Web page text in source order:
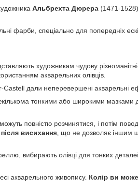
Альбрехта Дюрера (1471-
фарби, спеціально для попередніх
художникам чудову
акварельних олівців.
Castell дали неперевершені акварельні
тонкими або широкими мазками
можуть повністю розчинятися, і потім
висихання, що не дозволяє іншим
вибирають олівці для тонких
акварельного живопису. Колір ви